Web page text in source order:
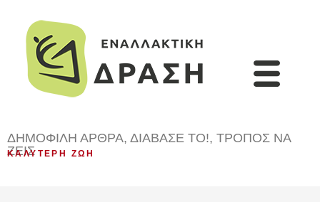
ΔΗΜΟΦΙΛΉ ΆΡΘΡΑ, ΔΙΆΒΑΣΈ ΤΟ!, ΤΡΌΠΟΣ ΝΑ
ΖΕΙΣ
ΚΑΛΎΤΕΡΗ ΖΩΉ